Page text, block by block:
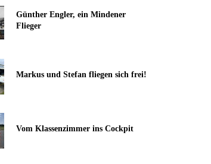
Günther Engler, ein Mindener
Flieger
Markus und Stefan fliegen sich frei!
Vom Klassenzimmer ins Cockpit